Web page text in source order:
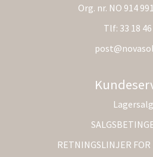
Org. nr. NO 914
Tlf: 33 18
Lagersalg
RETNINGSLINJER FOR